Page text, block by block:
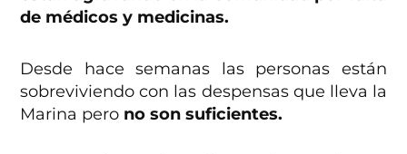
de médicos y medicinas.
Desde hace semanas las personas están
sobreviviendo con las despensas que lleva la
Marina pero no son suficientes.